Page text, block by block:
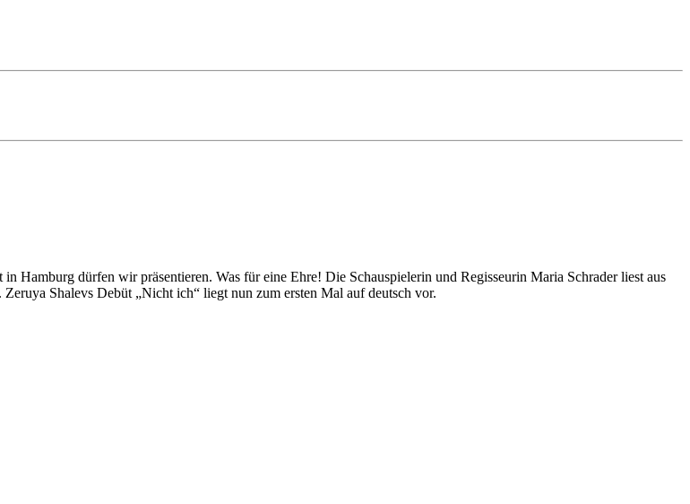
Hamburg dürfen wir präsentieren. Was für eine Ehre! Die Schauspielerin und Regisseurin Maria Schrader liest aus
Shalevs Debüt „Nicht ich“ liegt nun zum ersten Mal auf deutsch vor.